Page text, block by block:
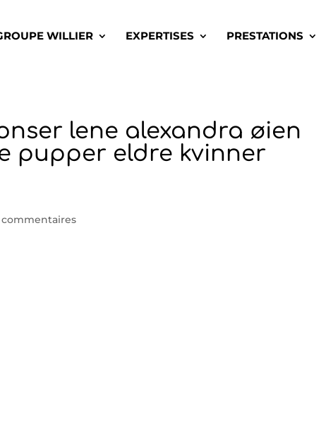
WILLIER EXPERTISES PRESTATIONS
lene alexandra øien
pupper eldre kvinner
commentaires